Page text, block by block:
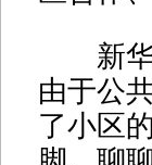
新华
由于公
了小区